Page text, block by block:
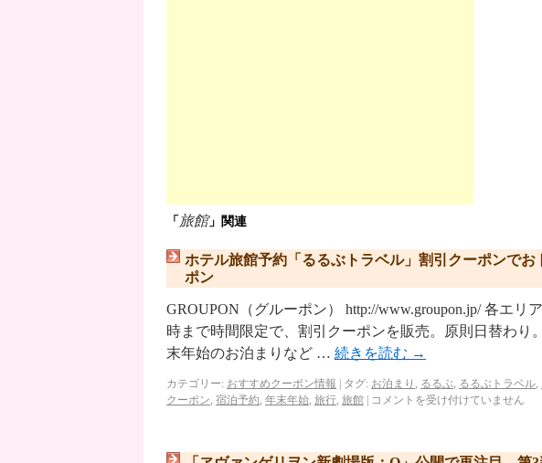
「 旅館」関連
ホテル旅館予約「るるぶトラベル」割引クーポンで
ポン
GROUPON（グルーポン） http://www.groupon.jp/ 各エリ
時まで時間限定で、割引クーポンを販売。原則日替わり
末年始のお泊まりなど … 続きを読む →
カテゴリー: おすすめクーポン情報 タグ: お泊まり , るるぶ, るるぶトラベル,
クーポン, 宿泊予約, 年末年始, 旅行, 旅館 コメントを受け付けていません